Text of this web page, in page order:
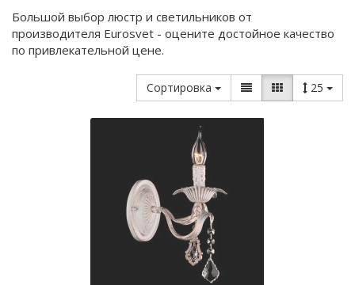
Большой выбор люстр и светильников от
производителя Eurosvet - оцените достойное качество
по привлекательной цене.
Сортировка 25